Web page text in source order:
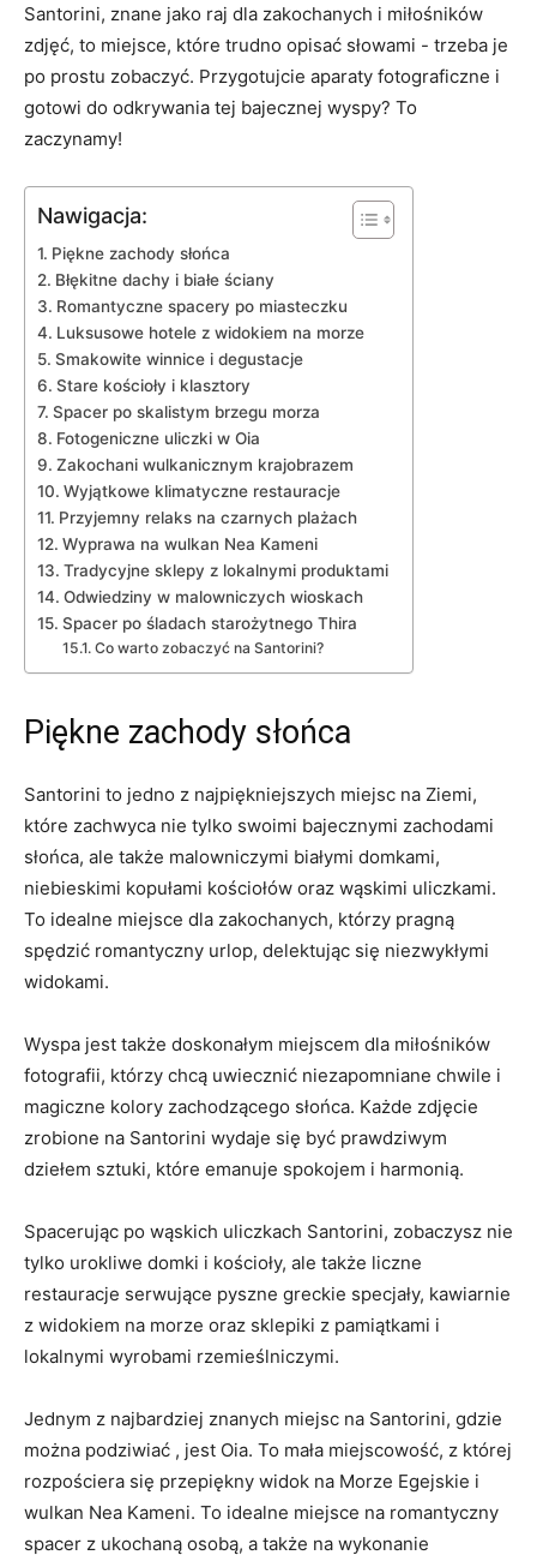
Santorini, znane ​jako raj dla‌ zakochanych⁢ i miłośników
⁣zdjęć, ⁢to miejsce, które trudno opisać słowami ‌- trzeba je
po prostu zobaczyć. Przygotujcie aparaty fotograficzne i
gotowi do odkrywania tej bajecznej wyspy? To
zaczynamy!
Nawigacja:
Piękne zachody słońca
Błękitne dachy i białe ściany
Romantyczne spacery po miasteczku
Luksusowe hotele z widokiem na morze
Smakowite winnice ⁤i degustacje
Stare kościoły i ‌klasztory
Spacer ⁣po skalistym brzegu morza
Fotogeniczne uliczki w Oia
Zakochani⁣ wulkanicznym krajobrazem
Wyjątkowe klimatyczne restauracje
Przyjemny‌ relaks na czarnych plażach
Wyprawa​ na wulkan Nea ⁣Kameni
Tradycyjne sklepy z lokalnymi produktami
Odwiedziny w malowniczych wioskach
Spacer po śladach starożytnego⁤ Thira
Co⁢ warto zobaczyć na Santorini?
Piękne zachody słońca
Santorini to‍ jedno z najpiękniejszych ​miejsc na Ziemi,
które zachwyca ⁢nie tylko swoimi bajecznymi⁤ zachodami
słońca, ale także malowniczymi białymi domkami,
niebieskimi kopułami ⁤kościołów oraz wąskimi ‍uliczkami.
To ⁤idealne miejsce dla​ zakochanych,⁣ którzy pragną
‍spędzić romantyczny urlop, delektując się niezwykłymi⁤
widokami.
Wyspa jest także doskonałym miejscem dla miłośników
⁢fotografii, którzy chcą uwiecznić niezapomniane ⁣chwile ​i
⁢magiczne kolory⁤ zachodzącego słońca. Każde zdjęcie
zrobione na Santorini wydaje‌ się być prawdziwym
⁣dziełem sztuki, które emanuje spokojem​ i harmonią.
Spacerując po wąskich uliczkach Santorini, zobaczysz nie
tylko urokliwe⁢ domki i kościoły, ale⁣ także liczne
restauracje serwujące pyszne ‍greckie specjały, kawiarnie
⁤z widokiem na morze oraz ⁤sklepiki⁢ z ‍pamiątkami⁤ i
lokalnymi wyrobami rzemieślniczymi.
Jednym z najbardziej znanych ‍miejsc na Santorini, gdzie
można podziwiać⁤ ,⁢ jest​ Oia. To mała miejscowość, z​ której
rozpościera się⁢ przepiękny⁢ widok na⁤ Morze Egejskie i
wulkan Nea Kameni. To idealne ⁣miejsce na romantyczny​
spacer z ukochaną‍ osobą, a także⁤ na wykonanie